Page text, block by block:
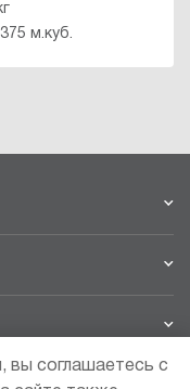
м.куб.
вы соглашаетесь с